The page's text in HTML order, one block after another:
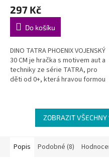
297 Kč
Do košíku
DINO TATRA PHOENIX VOJENSKÝ
30 CM je hračka s motivem aut a
techniky ze série TATRA, pro
děti od 0+, která hravou formou
ZOBRAZIT VŠECHNY
Popis Podobné (8)